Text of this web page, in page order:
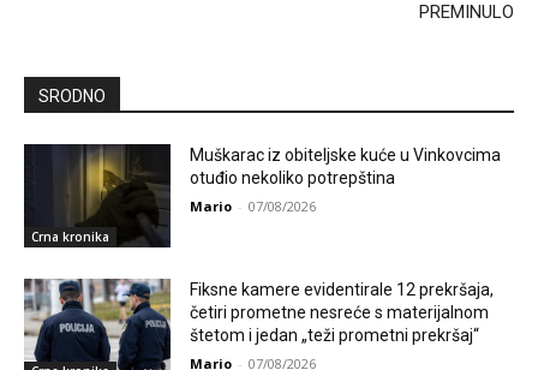
PREMINULO
SRODNO
Crna kronika
Muškarac iz obiteljske kuće u Vinkovcima
otuđio nekoliko potrepština
Mario - 07/08/2026
Fiksne kamere evidentirale 12 prekršaja,
četiri prometne nesreće s materijalnom
štetom i jedan „teži prometni prekršaj“
Mario - 07/08/2026